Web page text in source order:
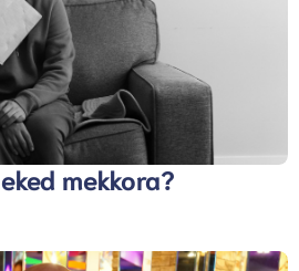
mekkora?